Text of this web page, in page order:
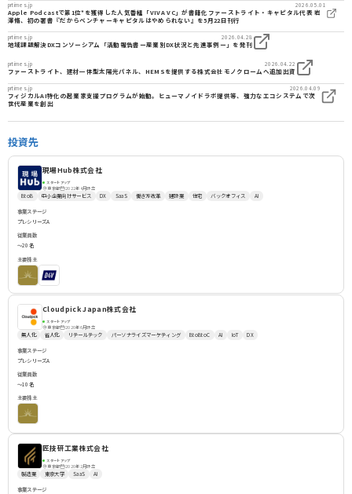
prtimes.jp 2026.05.01
Apple Podcastで第1位*を獲得した人気番組「VIVA VC」が書籍化ファーストライト・キャピタル代表 岩
澤脩、初の著書『だからベンチャーキャピタルはやめられない』を5月22日刊行
prtimes.jp 2026.04.28
地域課題解決DXコンソーシアム「活動報告書ー産業別DX状況と先進事例ー」を発刊
prtimes.jp 2026.04.22
ファーストライト、建材一体型太陽光パネル、HEMSを提供する株式会社モノクロームへ追加出資
prtimes.jp 2026.04.09
フィジカルAI特化の起業家支援プログラムが始動。ヒューマノイドラボ提供等、強力なエコシステムで次
世代産業を創出
投資先
現場Hub株式会社
スタートアップ
東京都 2022年4月設立
BtoB 中小企業向けサービス DX SaaS 働き方改革 建設業 住宅 バックオフィス
AI
事業ステージ
プレシリーズA
従業員数
〜20名
主要株主
Cloudpick Japan株式会社
スタートアップ
東京都 2020年6月設立
無人化 省人化 リテールテック パーソナライズマーケティング BtoBtoC AI IoT
DX
事業ステージ
プレシリーズA
従業員数
〜10名
主要株主
匠技研工業株式会社
スタートアップ
東京都 2020年2月設立
製造業 東京大学 SaaS
AI
事業ステージ